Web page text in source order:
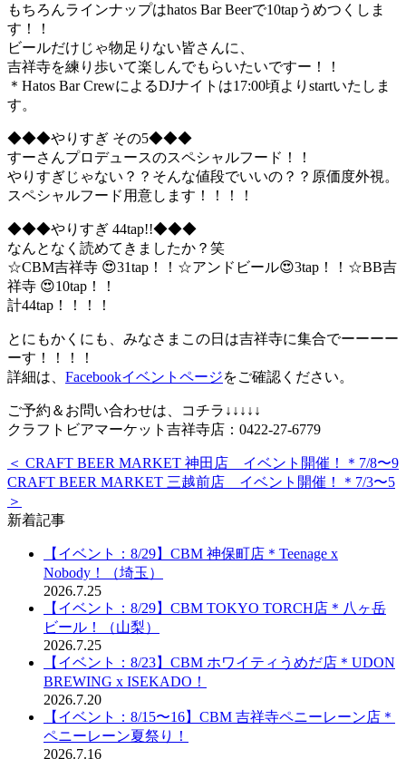
もちろんラインナップはhatos Bar Beerで10tapうめつくしま
す！！
ビールだけじゃ物足りない皆さんに、
吉祥寺を練り歩いて楽しんでもらいたいですー！！
＊Hatos Bar CrewによるDJナイトは17:00頃よりstartいたしま
す。
◆◆◆やりすぎ その5◆◆◆
すーさんプロデュースのスペシャルフード！！
やりすぎじゃない？？そんな値段でいいの？？原価度外視。
スペシャルフード用意します！！！！
◆◆◆やりすぎ 44tap!!◆◆◆
なんとなく読めてきましたか？笑
☆CBM吉祥寺 😍31tap！！☆アンドビール😍3tap！！☆BB吉
祥寺 😍10tap！！
計44tap！！！！
とにもかくにも、みなさまこの日は吉祥寺に集合でーーーー
ーす！！！！
詳細は、 Facebookイベントページをご確認ください。
ご予約＆お問い合わせは、コチラ↓↓↓↓↓
クラフトビアマーケット吉祥寺店：0422-27-6779
＜ CRAFT BEER MARKET 神田店 イベント開催！＊7/8〜9
CRAFT BEER MARKET 三越前店 イベント開催！＊7/3〜5
＞
新着記事
【イベント：8/29】CBM 神保町店＊Teenage x
Nobody！（埼玉）
2026.7.25
【イベント：8/29】CBM TOKYO TORCH店＊八ヶ岳
ビール！（山梨）
2026.7.25
【イベント：8/23】CBM ホワイティうめだ店＊UDON
BREWING x ISEKADO！
2026.7.20
【イベント：8/15〜16】CBM 吉祥寺ペニーレーン店＊
ペニーレーン夏祭り！
2026.7.16